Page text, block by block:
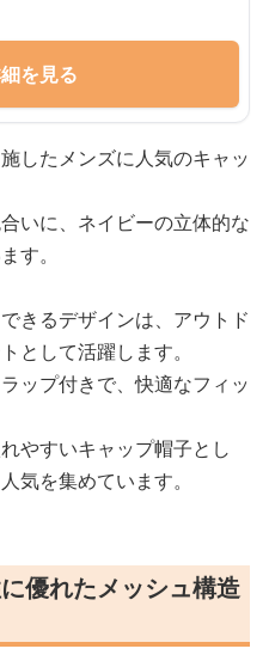
を見る
したメンズに人気のキャッ
いに、ネイビーの立体的な
す。
きるデザインは、アウトド
として活躍します。
ップ付きで、快適なフィッ
やすいキャップ帽子とし
気を集めています。
優れたメッシュ構造